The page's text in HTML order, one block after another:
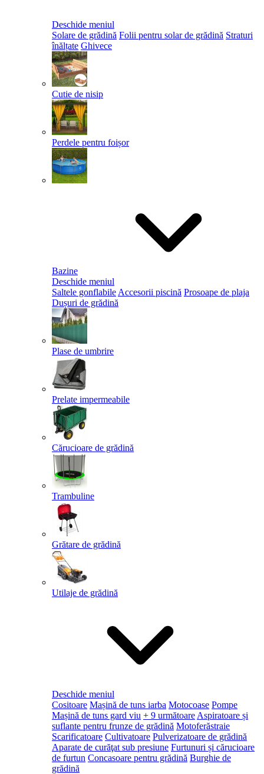
Deschide meniul
Solare de grădină Folii pentru solar de grădină Straturi
înălțate Ghivece
Cutie de nisip
Perdele pentru foișor
Bazine
Deschide meniul
Saltele gonflabile Accesorii piscină Prosoape de plaja
Dușuri de grădină
Plase de umbrire
Prelate impermeabile
Cărucioare de grădină
Trambuline
Grătare de grădină
Utilaje de grădină
Deschide meniul
Cositoare Mașină de tuns iarba Motocoase Pompe
Mașină de tuns gard viu + 9 următoare Aspiratoare și
suflante pentru frunze de grădină Motoferăstraie
Scarificatoare Cultivatoare Pulverizatoare de grădină
Aparate de curăţat sub presiune Furtunuri și cărucioare
de furtun Concasoare pentru grădină Burghie de
grădină